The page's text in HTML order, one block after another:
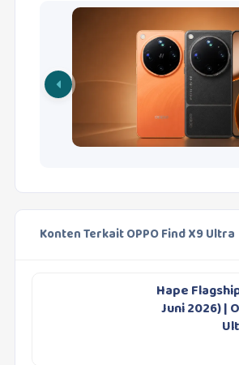
Konten Terkait OPPO Find X9 Ultra
Hape
Juni 2026) |